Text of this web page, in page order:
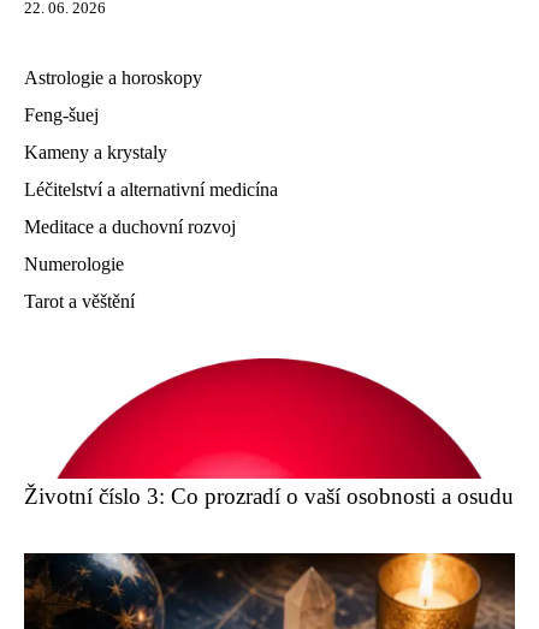
22. 06. 2026
Astrologie a horoskopy
Feng-šuej
Kameny a krystaly
Léčitelství a alternativní medicína
Meditace a duchovní rozvoj
Numerologie
Tarot a věštění
Životní číslo 3: Co prozradí o vaší osobnosti a osudu